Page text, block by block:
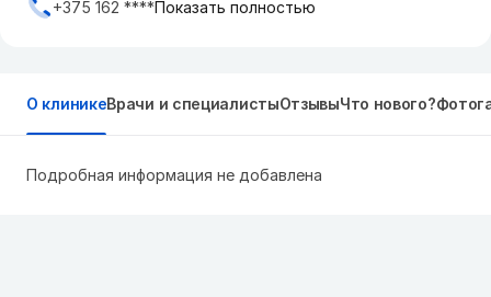
+375 162 ****Показать полностью
О клиникеВрачи и специалистыОтзывыЧто нового?
Подробная информация не добавлена